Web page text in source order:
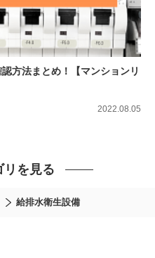
方法まとめ！【マンションリ
2022.08.05
リを見る
給排水衛生設備